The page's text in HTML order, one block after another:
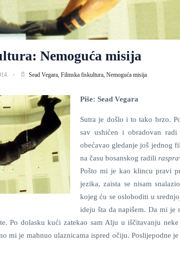
Nemoguća misija
Sead Vegara, Filmska fiskultura, Nemoguća misija
Piše: Sead Vegara
Sutra je došlo i to tako brzo.
sav ushićen i obradovan
obećavao gledanje još jednog
na času bosanskog radili
Pošto mi je kao klincu pravi
jezika, zaista se nisam
kojeg ću se osloboditi u
ideju šta da napišem. Da mi je
Po dolasku kući zatekao sam Alju u iščitavanju
mi je mahnuo ulaznicama ispred očiju. Poslijepodne